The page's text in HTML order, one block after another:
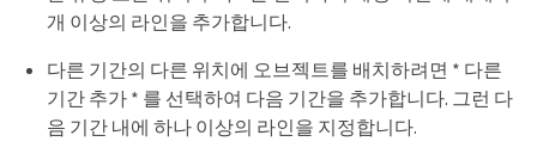
개 이상의 라인을 추가합니다.
다른 기간의 다른 위치에 오브젝트를 배치하려면 * 다른
기간 추가 * 를 선택하여 다음 기간을 추가합니다. 그런 다
음 기간 내에 하나 이상의 라인을 지정합니다.